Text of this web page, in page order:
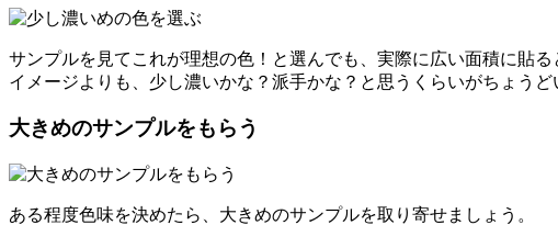
サンプルを見てこれが理想の色！と選んでも、実際に広い面積に貼
イメージよりも、少し濃いかな？派手かな？と思うくらいがちょうど
大きめのサンプルをもらう
ある程度色味を決めたら、大きめのサンプルを取り寄せましょう。